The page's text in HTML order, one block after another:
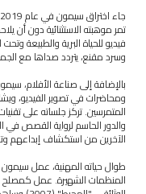
تمر موهبته الاستثنائية دون
فيديو للحياة البرية والطبيعة
وسرد مقنع، يتردد صداها مع
بالإضافة إلى صناعة الأفلام،
ومحاضرات في تصوير الفيديو،
المتمرسين. تركز جلساته على
والدور الحاسم لرواية القصص
الآخرين من استكشاف إبداعهم
طوال حياته المهنية، عمل سيمون
المنظمات الشهيرة. عمل كمصلح